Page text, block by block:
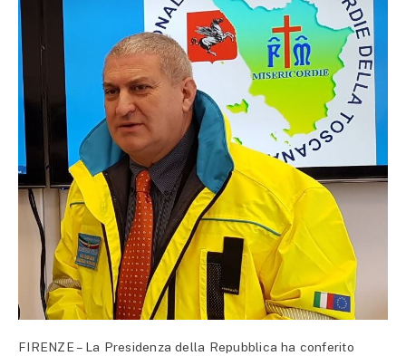
FIRENZE – La Presidenza della Repubblica ha conferito